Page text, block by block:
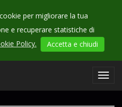
per migliorare la tua
e recuperare statistiche di
Policy. Accetta e chiudi